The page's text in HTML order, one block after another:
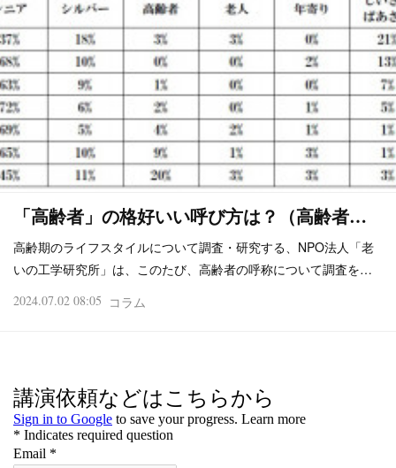
「高齢者」の格好いい呼び方は？（高齢者…
高齢期のライフスタイルについて調査・研究する、NPO法人「老
いの工学研究所」は、このたび、高齢者の呼称について調査を…
2024.07.02 08:05 コラム